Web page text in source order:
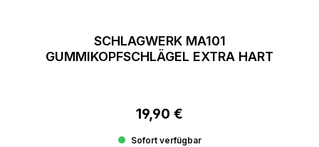
SCHLAGWERK MA101
GUMMIKOPFSCHLÄGEL EXTRA HART
Regulärer Preis:
19,90 €
Sofort verfügbar